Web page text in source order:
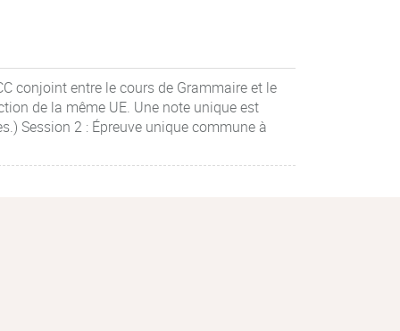
conjoint entre le cours de Grammaire et le
de la même UE. Une note unique est
Session 2 : Épreuve unique commune à